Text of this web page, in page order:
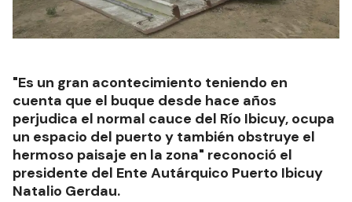
"Es un gran acontecimiento teniendo en
cuenta que el buque desde hace años
perjudica el normal cauce del Río Ibicuy, ocupa
un espacio del puerto y también obstruye el
hermoso paisaje en la zona" reconoció el
presidente del Ente Autárquico Puerto Ibicuy
Natalio Gerdau.